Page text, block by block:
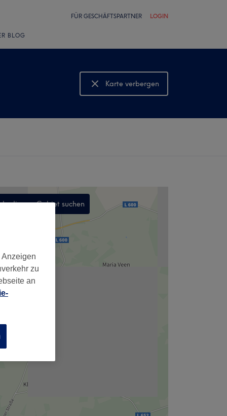
FÜR GESCHÄFTSPARTNER LOGIN
BLOG
Karte verbergen
Karte anzeigen
In diesem Gebiet suchen
zu
an